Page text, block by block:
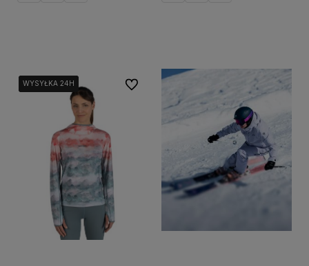
WYSYŁKA 24H
WYSYŁKA 24H
WYSYŁKA 24H Do ulubionych